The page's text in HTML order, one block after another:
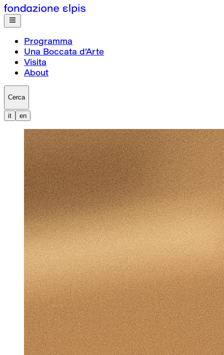
Programma
Una Boccata d’Arte
Visita
About
Cerca
it en